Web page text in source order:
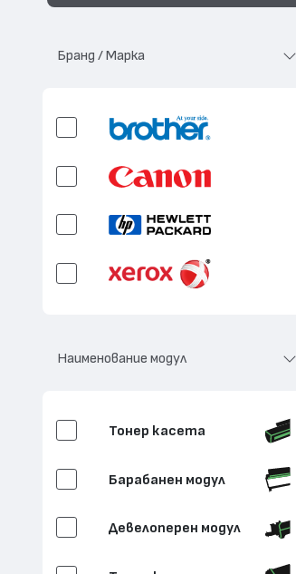
Бранд / Марка
Наименование модул
Тонер касета
Барабанен модул
Девелоперен модул